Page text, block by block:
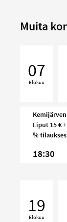
Muita
Swing
07
Elokuu
Liput 15 €
%
18:30
virran19
Elokuu